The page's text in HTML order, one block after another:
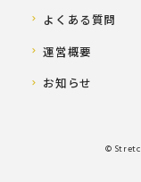
よくある質問
運営概要
お知らせ
©